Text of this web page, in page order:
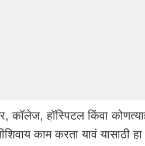
कॉलेज, हॉस्पिटल किंवा
काम करता यावं यासाठी